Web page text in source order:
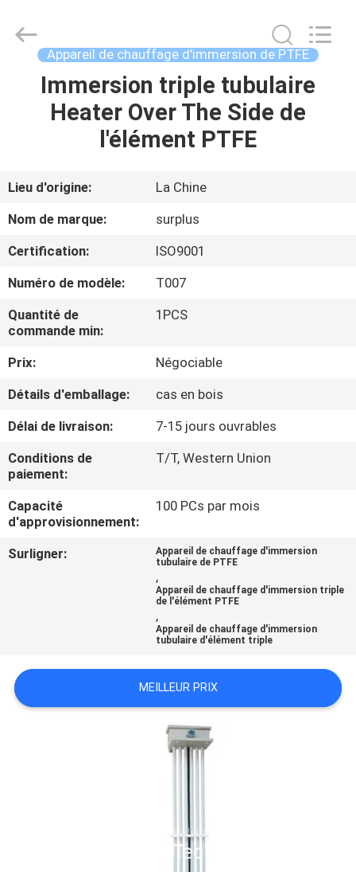
PRODUITS
À
DE
NOUS
VISITE
DE
L'USINE
CONTRÔLE
DE
LA
QUALITÉ
NOUVELLES
Technology
Limited.
Appareil de chauffage d'immersion de PTFE
Immersion triple tubulaire
Heater Over The Side de
l'élément PTFE
Lieu d'origine:
La Chine
Nom de marque:
surplus
Certification:
ISO9001
Numéro de modèle:
T007
Quantité de
commande min:
1PCS
Prix:
Négociable
Détails d'emballage:
cas en bois
Délai de livraison:
7-15 jours ouvrables
Conditions de
paiement:
T/T, Western Union
Capacité
d'approvisionnement:
100 PCs par mois
Surligner:
Appareil de chauffage d'immersion
tubulaire de PTFE
,
Appareil de chauffage d'immersion triple
de l'élément PTFE
,
Appareil de chauffage d'immersion
tubulaire d'élément triple
MEILLEUR PRIX